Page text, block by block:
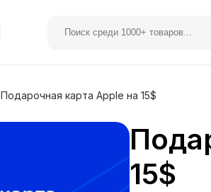
Подарочная карта Apple на 15$
15$